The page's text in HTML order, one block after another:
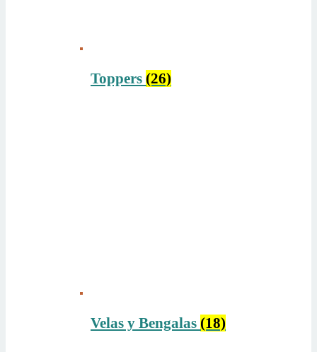
Toppers (26)
Velas y Bengalas (18)